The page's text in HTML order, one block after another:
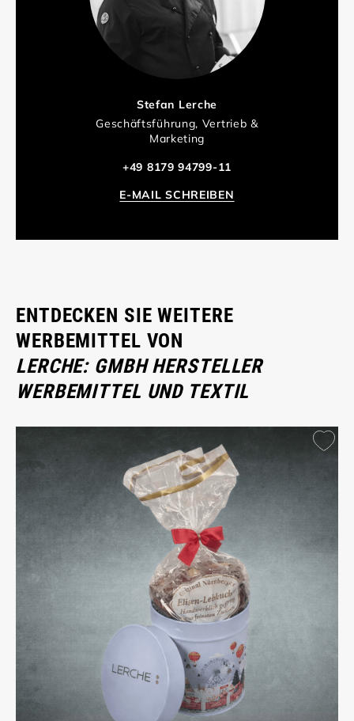
Stefan Lerche
Geschäftsführung, Vertrieb &
Marketing
+49 8179 94799-11
E-MAIL SCHREIBEN
ENTDECKEN SIE WEITERE
WERBEMITTEL VON
LERCHE: GMBH HERSTELLER
WERBEMITTEL UND TEXTIL